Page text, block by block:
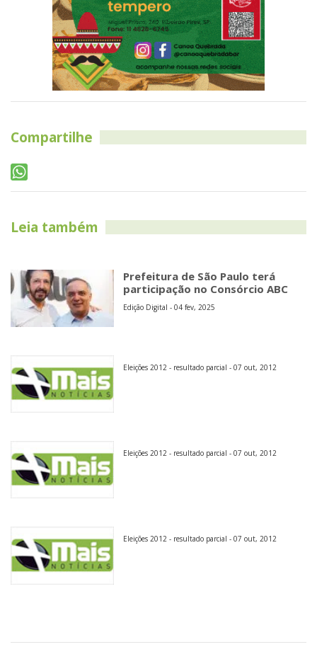
Compartilhe
Leia também
Prefeitura de São Paulo terá
participação no Consórcio ABC
Edição Digital - 04 fev, 2025
Eleições 2012 - resultado parcial - 07 out, 2012
Eleições 2012 - resultado parcial - 07 out, 2012
Eleições 2012 - resultado parcial - 07 out, 2012